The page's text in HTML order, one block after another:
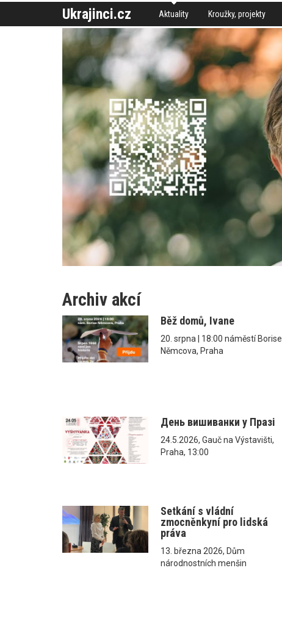
Ukrajinci.cz Aktuality Kroužky, projekty
Archiv akcí
Běž domů, Ivane
20. srpna | 18:00 náměstí Borise
Němcova, Praha
День вишиванки у Празі
24.5.2026, Gauč na Výstavišti,
Praha, 13:00
Setkání s vládní
zmocněnkyní pro lidská
práva
13. března 2026, Dům
národnostních menšin